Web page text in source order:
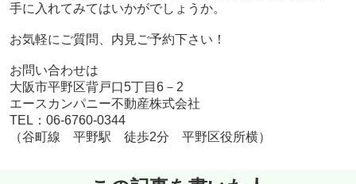
手に入れてみてはいかがでしょうか。
お気軽にご質問、内見ご予約下さい！
お問い合わせは
大阪市平野区背戸口5丁目6－2
エースカンパニー不動産株式会社
TEL：06-6760-0344
（谷町線 平野駅 徒歩2分 平野区役所横）